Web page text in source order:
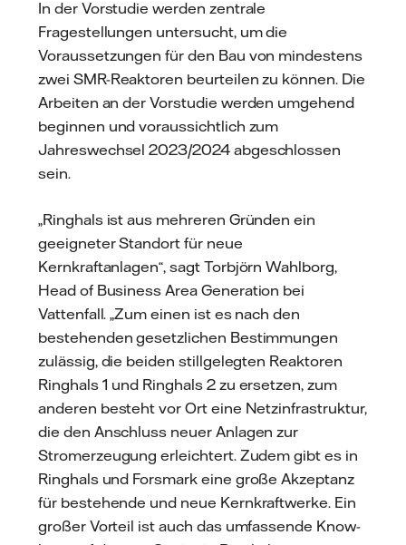
In der Vorstudie werden zentrale
Fragestellungen untersucht, um die
Voraussetzungen für den Bau von mindestens
zwei SMR-Reaktoren beurteilen zu können. Die
Arbeiten an der Vorstudie werden umgehend
beginnen und voraussichtlich zum
Jahreswechsel 2023/2024 abgeschlossen
sein.
„Ringhals ist aus mehreren Gründen ein
geeigneter Standort für neue
Kernkraftanlagen“, sagt Torbjörn Wahlborg,
Head of Business Area Generation bei
Vattenfall. „Zum einen ist es nach den
bestehenden gesetzlichen Bestimmungen
zulässig, die beiden stillgelegten Reaktoren
Ringhals 1 und Ringhals 2 zu ersetzen, zum
anderen besteht vor Ort eine Netzinfrastruktur,
die den Anschluss neuer Anlagen zur
Stromerzeugung erleichtert. Zudem gibt es in
Ringhals und Forsmark eine große Akzeptanz
für bestehende und neue Kernkraftwerke. Ein
großer Vorteil ist auch das umfassende Know-